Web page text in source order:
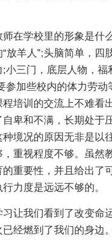
师在学校里的形象是什
放羊人”;头脑简单，四
小三门，底层人物，福
参加些校内的体力劳动
培训的交流上不难看
卑和不满，长期处于
境况的原因无非是以
重视程度不够。虽然
重要性，并且给出了
力度是远远不够的。
习让我们看到了改变命
经燃到了我们的身边